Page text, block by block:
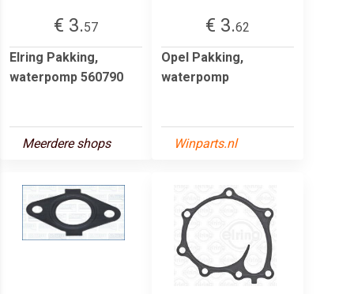
€ 3.57
Elring Pakking,
waterpomp 560790
Meerdere shops
€ 3.62
Opel Pakking,
waterpomp
Winparts.nl